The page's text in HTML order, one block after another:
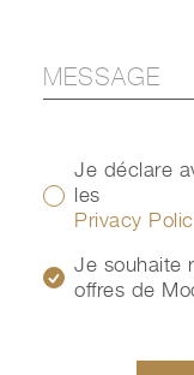
Je déclare
les
Privacy
Je souhaite
offres de